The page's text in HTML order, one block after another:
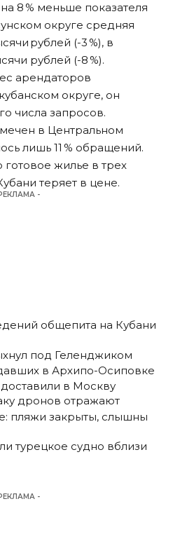
8 % меньше показателя
округе средняя
рублей (-3 %), в
рублей (-8 %).
арендаторов
округе, он
числа запросов.
в Центральном
лишь 11 % обращений.
готовое жилье в трех
теряет в цене.
-
общепита на Кубани
под Геленджиком
в Архипо-Осиповке
в Москву
дронов отражают
пляжи закрыты, слышны
турецкое судно вблизи
-